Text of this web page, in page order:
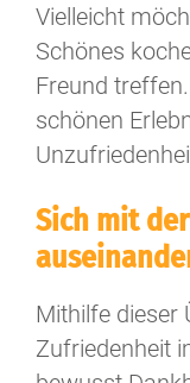
Vielleicht
Schönes
Freund
schönen
Sich mit
Mithilfe dieser
Zufriedenheit